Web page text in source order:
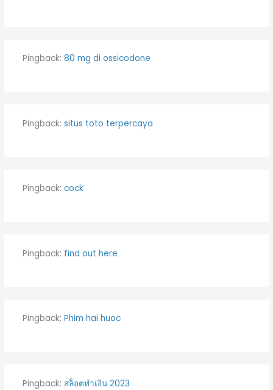
Pingback: 80 mg di ossicodone
Pingback: situs toto terpercaya
Pingback: cock
Pingback: find out here
Pingback: Phim hai huoc
Pingback: สล็อตทำเงิน 2023